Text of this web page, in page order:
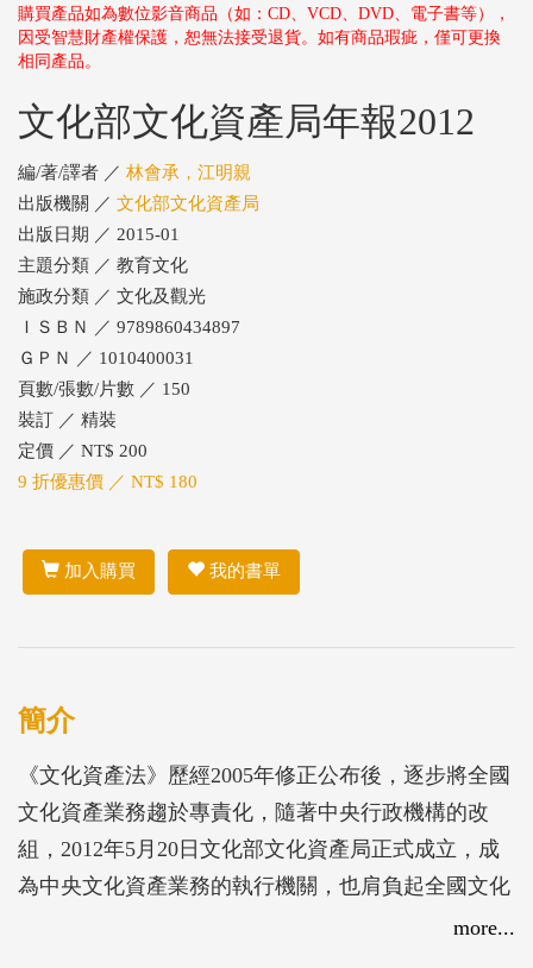
購買產品如為數位影音商品（如：CD、VCD、DVD、電子書等），
因受智慧財產權保護，恕無法接受退貨。如有商品瑕疵，僅可更換
相同產品。
文化部文化資產局年報2012
編/著/譯者 ／ 林會承，江明親
出版機關 ／ 文化部文化資產局
出版日期 ／ 2015-01
主題分類 ／ 教育文化
施政分類 ／ 文化及觀光
ＩＳＢＮ ／ 9789860434897
ＧＰＮ ／ 1010400031
頁數/張數/片數 ／ 150
裝訂 ／ 精裝
定價 ／ NT$ 200
9 折優惠價 ／ NT$ 180
加入購買 我的書單
簡介
《文化資產法》歷經2005年修正公布後，逐步將全國
文化資產業務趨於專責化，隨著中央行政機構的改
組，2012年5月20日文化部文化資產局正式成立，成
為中央文化資產業務的執行機關，也肩負起全國文化
資產業務推動的重責大任，依據文資法推動文化資產
more...